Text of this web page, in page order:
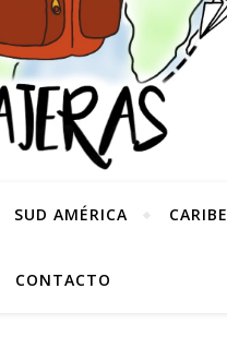
SUD AMÉRICA CARIBE
CONTACTO